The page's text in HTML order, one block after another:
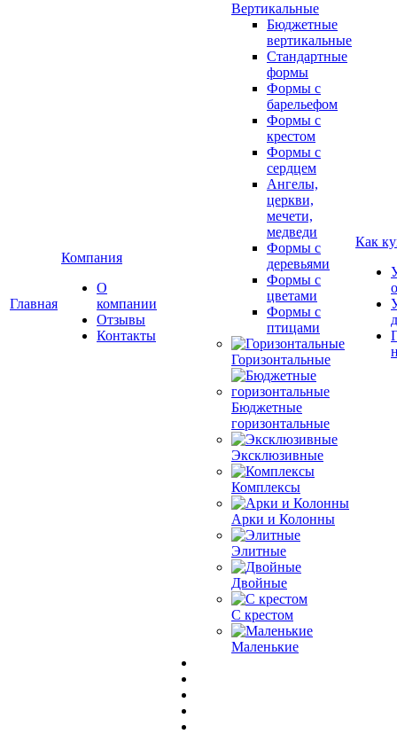
Главная
Компания
О
компании
Отзывы
Контакты
Вертикальные
Бюджетные
вертикальные
Стандартные
формы
Формы с
барельефом
Формы с
крестом
Формы с
сердцем
Ангелы,
церкви,
мечети,
медведи
Формы с
деревьями
Формы с
цветами
Формы с
птицами
Горизонтальные
Бюджетные
горизонтальные
Эксклюзивные
Комплексы
Арки и Колонны
Элитные
Двойные
С крестом
Маленькие
Как